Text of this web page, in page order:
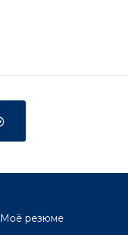
Моё резюме